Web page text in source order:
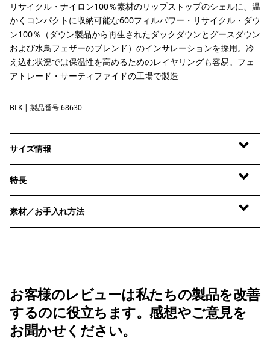
リサイクル・ナイロン100％素材のリップストップのシェルに、温
かくコンパクトに収納可能な600フィルパワー・リサイクル・ダウ
ン100％（ダウン製品から再生されたダックダウンとグースダウン
および水鳥フェザーのブレンド）のインサレーションを採用。冷
え込む状況では保温性を高めるためのレイヤリングも容易。フェ
アトレード・サーティファイドの工場で製造
Black
BLK | 製品番号 68630
サイズ情報
特長
素材／お手入れ方法
お客様のレビューは私たちの製品を改善
するのに役立ちます。感想やご意見を
お聞かせください。